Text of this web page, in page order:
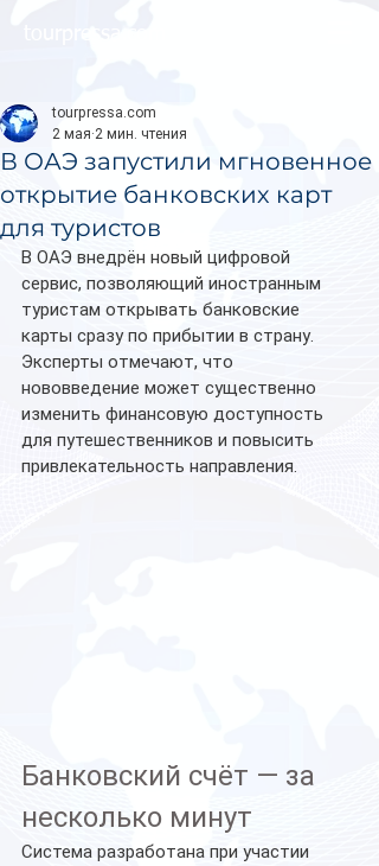
В ОАЭ запустили мгновенное
открытие банковских карт
для туристов
tourpressa.com
2 мая 2 мин. чтения
В ОАЭ внедрён новый цифровой
сервис, позволяющий иностранным
туристам открывать банковские
карты сразу по прибытии в страну.
Эксперты отмечают, что
нововведение может существенно
изменить финансовую доступность
для путешественников и повысить
привлекательность направления.
Банковский счёт — за
несколько минут
Система разработана при участии